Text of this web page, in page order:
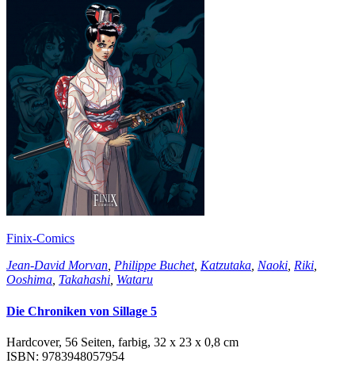
Finix-Comics
Jean-David Morvan, Philippe Buchet, Katzutaka, Naoki, Riki,
Ooshima, Takahashi, Wataru
Die Chroniken von Sillage 5
Hardcover, 56 Seiten, farbig, 32 x 23 x 0,8 cm
ISBN: 9783948057954